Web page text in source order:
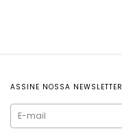
ASSINE NOSSA NEWSLETTER